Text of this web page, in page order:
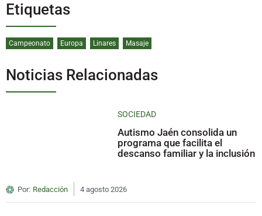
Etiquetas
Campeonato Europa Linares Masaje
Noticias Relacionadas
SOCIEDAD
Autismo Jaén consolida un
programa que facilita el
descanso familiar y la inclusión
Por: Redacción 4 agosto 2026